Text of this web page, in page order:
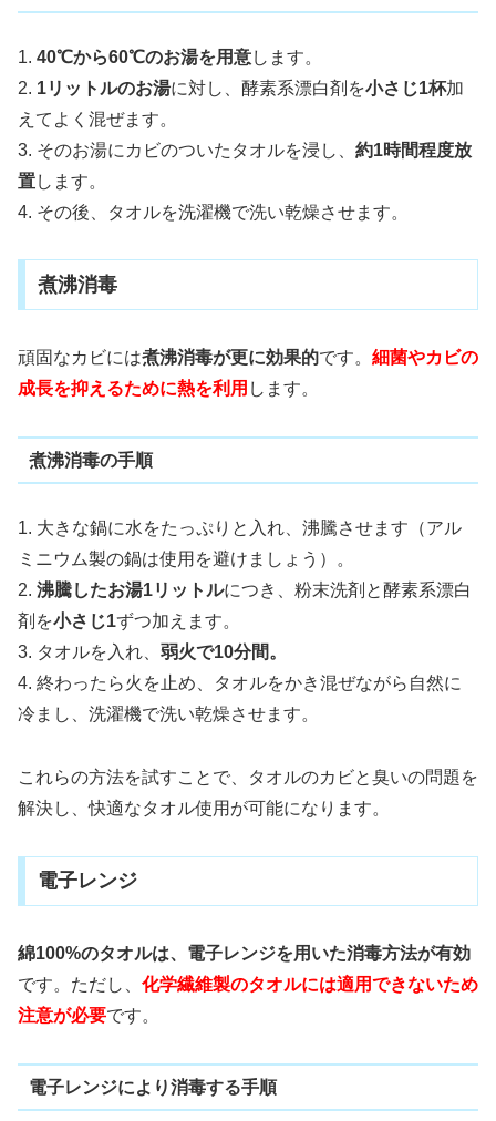
1. 40℃から60℃のお湯を用意します。
2. 1リットルのお湯に対し、酵素系漂白剤を小さじ1杯加
えてよく混ぜます。
3. そのお湯にカビのついたタオルを浸し、 約1時間程度放
置します。
4. その後、タオルを洗濯機で洗い乾燥させます。
煮沸消毒
頑固なカビには煮沸消毒が更に効果的です。 細菌やカビの
成長を抑えるために熱を利用 します。
煮沸消毒の手順
1. 大きな鍋に水をたっぷりと入れ、沸騰させます（アル
ミニウム製の鍋は使用を避けましょう）。
2. 沸騰したお湯1リットルにつき、粉末洗剤と酵素系漂白
剤を小さじ1ずつ加えます。
3. タオルを入れ、 弱火で10分間。
4. 終わったら火を止め、タオルをかき混ぜながら自然に
冷まし、洗濯機で洗い乾燥させます。
これらの方法を試すことで、タオルのカビと臭いの問題を
解決し、快適なタオル使用が可能になります。
電子レンジ
綿100%のタオルは、電子レンジを用いた消毒方法が有効
です。ただし、 化学繊維製のタオルには適用できないため
注意が必要です。
電子レンジにより消毒する手順